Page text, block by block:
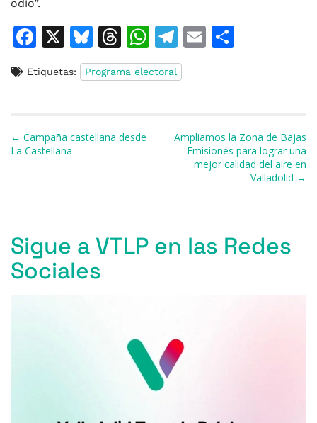
odio”.
F
c
o
X
Bl
u
e
k
y
T
h
re
d
s
W
h
at
T
el
e
a
m
E
ar
ti
r
Etiquetas: Programa electoral
Navegación de entradas
← Campaña castellana desde
La Castellana
Ampliamos la Zona de Bajas
Emisiones para lograr una
mejor calidad del aire en
Valladolid →
Sigue a VTLP en las Redes
Sociales